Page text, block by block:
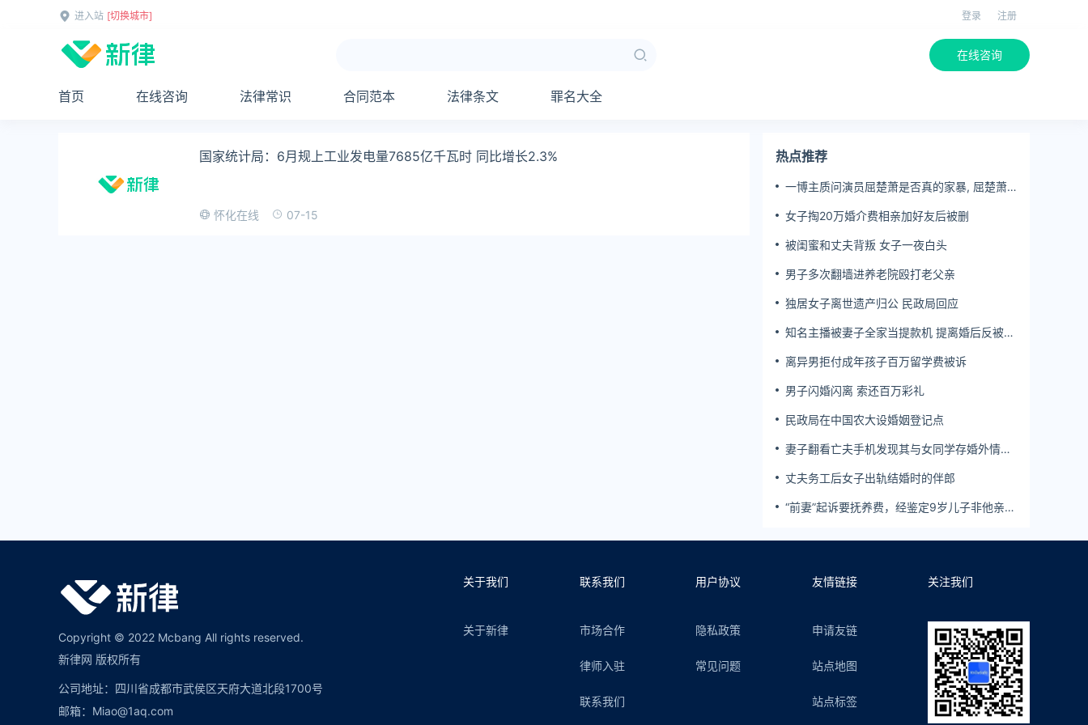
进入站 [切换城市] 登录 注册
在线咨询
首页 在线咨询 法律常识 合同范本 法律条文 罪名大全
国家统计局：6月规上工业发电量7685亿千瓦时 同比增长2.3%
怀化在线 07-15
热点推荐
一博主质问演员屈楚萧是否真的家暴, 屈楚萧
女子掏20万婚介费相亲加好友后被删
被闺蜜和丈夫背叛 女子一夜白头
男子多次翻墙进养老院殴打老父亲
独居女子离世遗产归公 民政局回应
知名主播被妻子全家当提款机 提离婚后反被对
离异男拒付成年孩子百万留学费被诉
男子闪婚闪离 索还百万彩礼
民政局在中国农大设婚姻登记点
妻子翻看亡夫手机发现其与女同学存婚外情，
丈夫务工后女子出轨结婚时的伴郎
“前妻”起诉要抚养费，经鉴定9岁儿子非他亲
Copyright © 2022 Mcbang All rights reserved.
新律网 版权所有
公司地址：四川省成都市武侯区天府大道北段1700号
邮箱：Miao@1aq.com
关于我们
关于新律
联系我们
市场合作
律师入驻
联系我们
用户协议
隐私政策
常见问题
友情链接
申请友链
站点地图
站点标签
关注我们